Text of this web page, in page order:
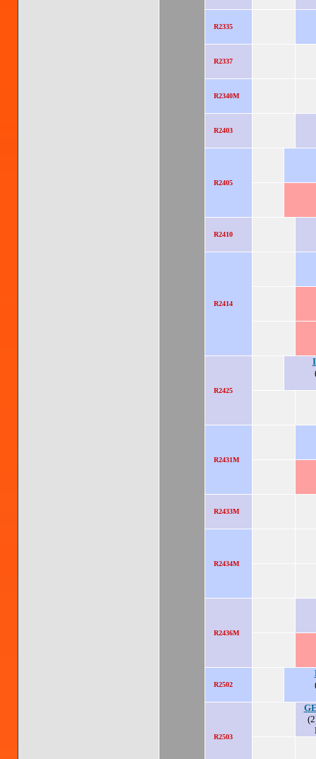
R2335
R2337
R2340M
R2403
R2405
R2410
R2414
R2425
R2431M
R2433M
R2434M
R2436M
R2502
R2503